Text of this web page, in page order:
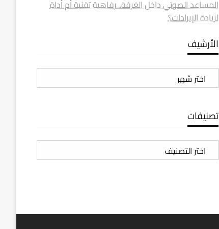
المساعد الصوتي داخل الغرفة.. رفاهية تقنية أم أداة
لزيادة الإيرادات؟
الأرشيف
الأرشيف
تصنيفات
تصنيفات